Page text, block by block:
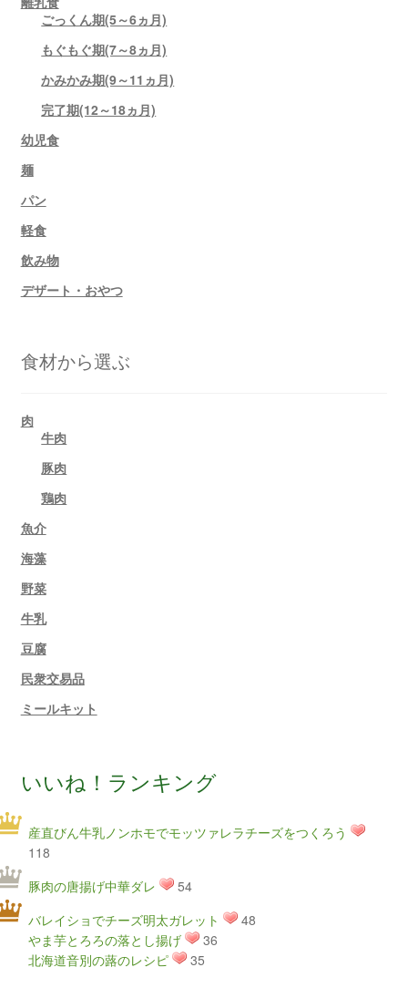
ごっくん期(5～6ヵ月)
もぐもぐ期(7～8ヵ月)
かみかみ期(9～11ヵ月)
完了期(12～18ヵ月)
幼児食
麺
パン
軽食
飲み物
デザート・おやつ
食材から選ぶ
肉
牛肉
豚肉
鶏肉
魚介
海藻
野菜
牛乳
豆腐
民衆交易品
ミールキット
いいね！ランキング
産直びん牛乳ノンホモでモッツァレラチーズをつくろう
118
豚肉の唐揚げ中華ダレ
54
バレイショでチーズ明太ガレット
48
やま芋とろろの落とし揚げ
36
北海道音別の蕗のレシピ
35